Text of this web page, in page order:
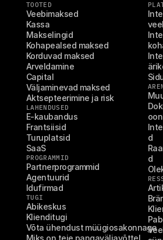
TOOTED
Veebimaksed
Kassa
Makselingid
Kohapealsed maksed
Korduvad maksed
Arveldamine
Capital
Väljaminevad maksed
Aktsepteerimine ja risk
LAHENDUSED
E-kaubandus
Frantsiisid
Turuplatsid
SaaS
PROGRAMMID
Partnerprogrammid
Agentuurid
Idufirmad
TUGI
Abikeskus
Klienditugi
Võta ühendust müügiosakonnaga
Miks on teie pangaväljavõttel
oon
d
d